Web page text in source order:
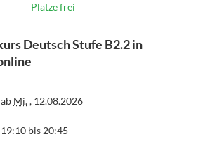
Plätze frei
Deutsch Stufe B2.2 in
ab Mi., 12.08.2026
19:10 bis 20:45